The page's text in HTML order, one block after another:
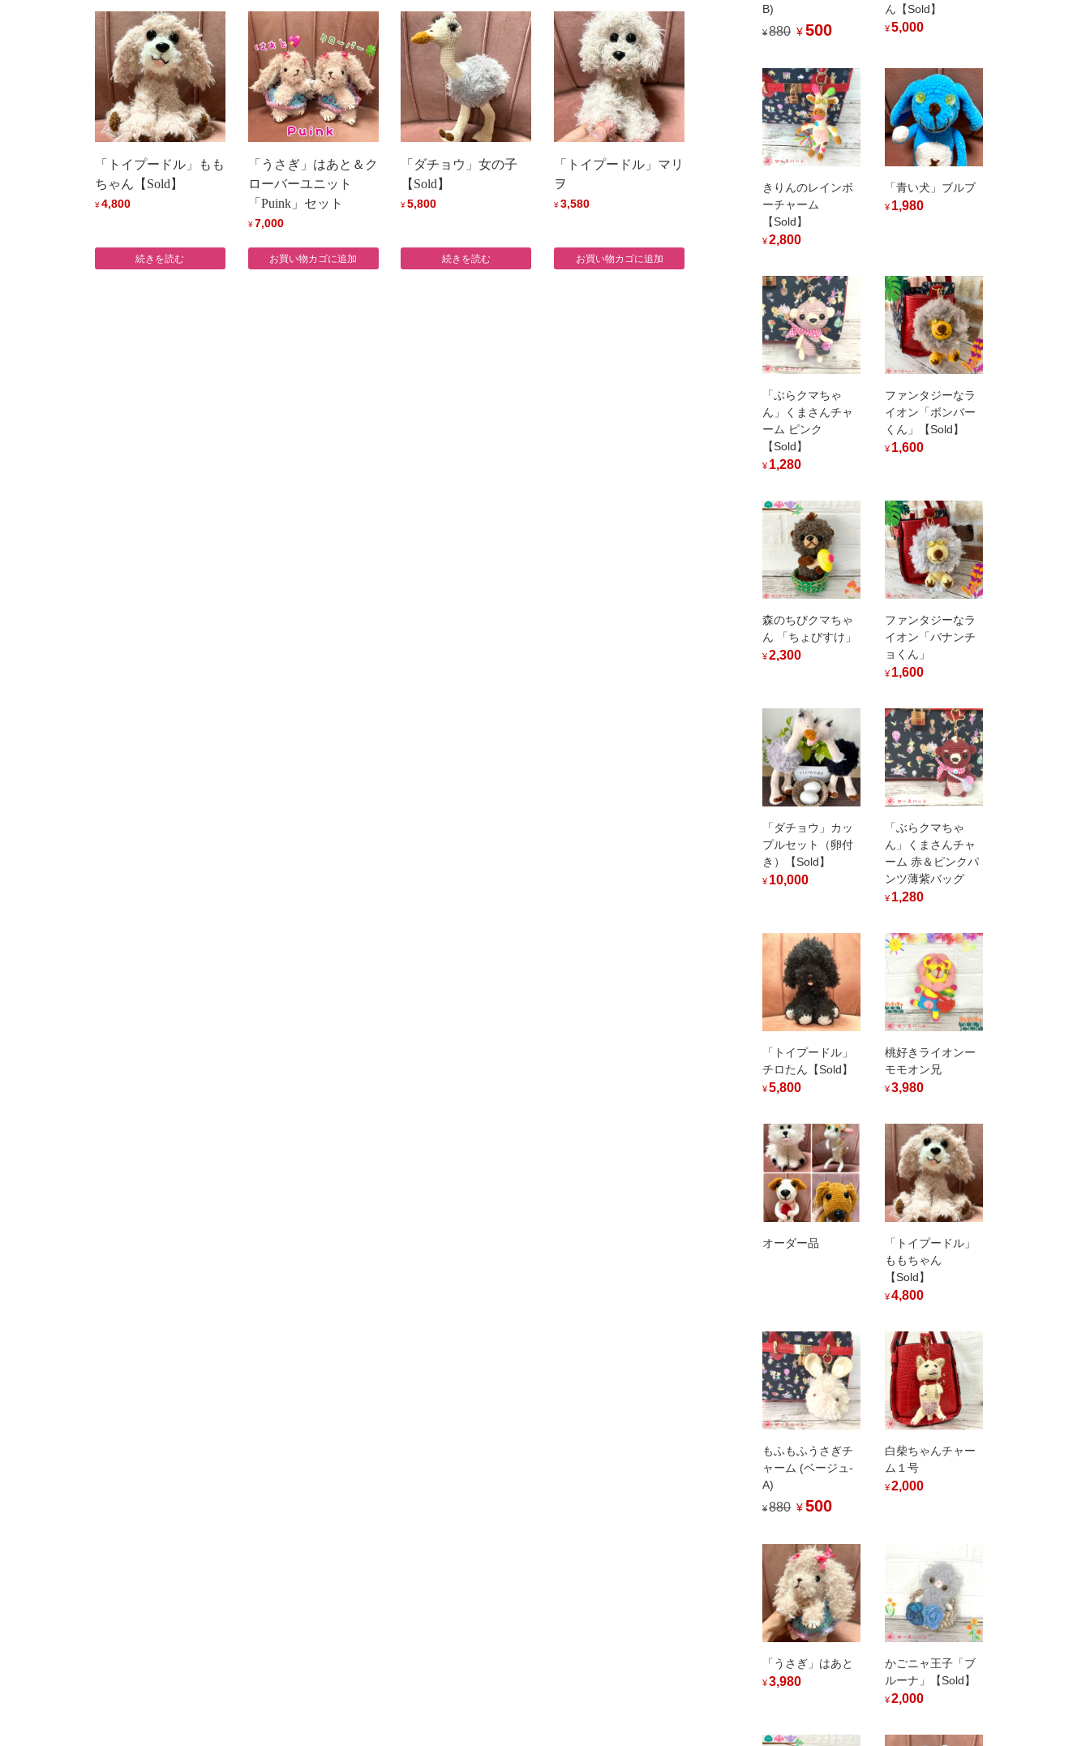
「トイプードル」もも
ちゃん【Sold】
¥4,800
続きを読む
「うさぎ」はあと＆ク
ローバーユニット
「Puink」セット
¥ 7,000
お買い物カゴに追加
「ダチョウ」女の子
【Sold】
¥ 5,800
続きを読む
「トイプードル」マリ
ヲ
¥3,580
お買い物カゴに追加
B)
¥880 ¥ 500
ん【Sold】
¥5,000
きりんのレインボ
ーチャーム
【Sold】
¥2,800
「青い犬」ブルブ
¥ 1,980
「ぶらクマちゃ
ん」くまさんチャ
ーム ピンク
【Sold】
¥ 1,280
ファンタジーなラ
イオン「ボンバー
くん」【Sold】
¥ 1,600
森のちびクマちゃ
ん 「ちょびすけ」
¥2,300
ファンタジーなラ
イオン「バナンチ
ョくん」
¥ 1,600
「ダチョウ」カッ
プルセット（卵付
き）【Sold】
¥ 10,000
「ぶらクマちゃ
ん」くまさんチャ
ーム 赤＆ピンクパ
ンツ薄紫バッグ
¥ 1,280
「トイプードル」
チロたん【Sold】
¥5,800
桃好きライオンー
モモオン兄
¥3,980
オーダー品
「トイプードル」
ももちゃん
【Sold】
¥4,800
もふもふうさぎチ
ャーム (ベージュ-
A)
¥880 ¥ 500
白柴ちゃんチャー
ム１号
¥2,000
「うさぎ」はあと
¥3,980
かごニャ王子「ブ
ルーナ」【Sold】
¥2,000